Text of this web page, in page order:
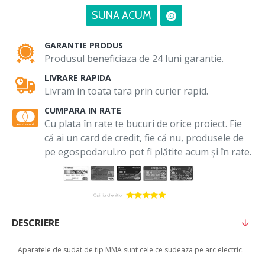
SUNA ACUM
GARANTIE PRODUS
Produsul beneficiaza de 24 luni garantie.
LIVRARE RAPIDA
Livram in toata tara prin curier rapid.
CUMPARA IN RATE
Cu plata în rate te bucuri de orice proiect. Fie
că ai un card de credit, fie că nu, produsele de
pe egospodarul.ro pot fi plătite acum și în rate.
DESCRIERE
Aparatele de sudat de tip MMA sunt cele ce sudeaza pe arc electric.